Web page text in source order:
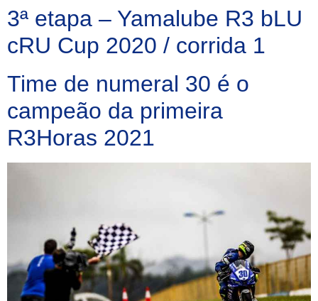
3ª etapa – Yamalube R3 bLU
cRU Cup 2020 / corrida 1
Time de numeral 30 é o
campeão da primeira
R3Horas 2021